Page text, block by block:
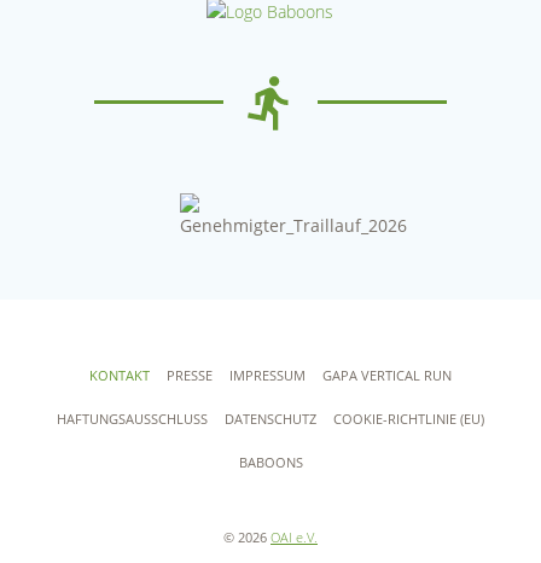
KONTAKT PRESSE IMPRESSUM GAPA VERTICAL RUN
HAFTUNGSAUSSCHLUSS DATENSCHUTZ COOKIE-RICHTLINIE (EU)
BABOONS
© 2026 OAI e.V.